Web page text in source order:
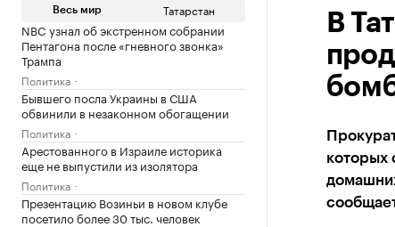
Весь мир Татарстан
NBC узнал об экстренном собрании
Пентагона после «гневного звонка»
Трампа
Политика
Бывшего посла Украины в США
обвинили в незаконном обогащении
Политика
Арестованного в Израиле историка
еще не выпустили из изолятора
Политика
Презентацию Возиньи в новом клубе
посетило более 30 тыс. человек
В
которых